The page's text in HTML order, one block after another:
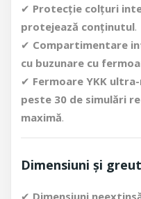
✔ Protecție colțuri
protejează conținutul.
✔ Compartimentare
cu buzunare cu
✔ Fermoare YKK
peste 30 de simulări
maximă.
Dimensiuni și
✔ Dimensiuni